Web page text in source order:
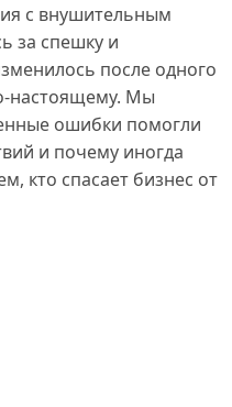
с внушительным
за спешку и
после одного
настоящему. Мы
ошибки помогли
и почему иногда
кто спасает бизнес от